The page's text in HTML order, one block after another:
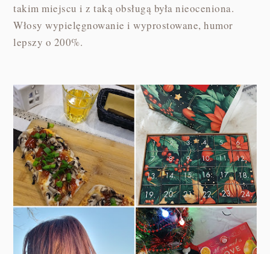
takim miejscu i z taką obsługą była nieoceniona.
Włosy wypielęgnowanie i wyprostowane, humor
lepszy o 200%.